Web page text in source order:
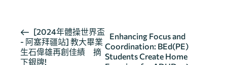
活
動
导
[2024年體操世界盃
- 阿塞拜疆站] 教大畢業
生石偉雄再創佳績 摘
下銀牌!
Enhancing Focus and
Coordination: BEd(PE)
Students Create Home